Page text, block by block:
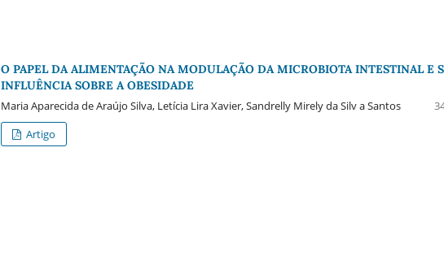
O PAPEL DA ALIMENTAÇÃO NA MODULAÇÃO DA MICROBIOTA INTESTINAL E
INFLUÊNCIA SOBRE A OBESIDADE
Maria Aparecida de Araújo Silva, Letícia Lira Xavier, Sandrelly Mirely da Silv a Santos
Artigo